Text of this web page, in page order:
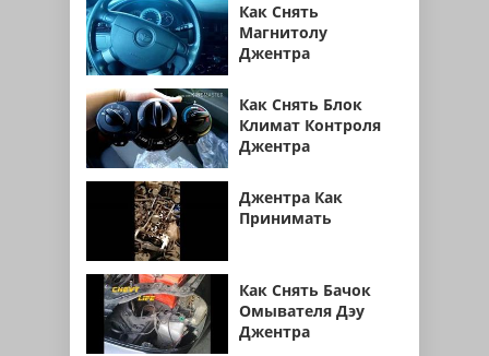
Как Снять
Магнитолу
Джентра
Как Снять Блок
Климат Контроля
Джентра
Джентра Как
Принимать
Как Снять Бачок
Омывателя Дэу
Джентра